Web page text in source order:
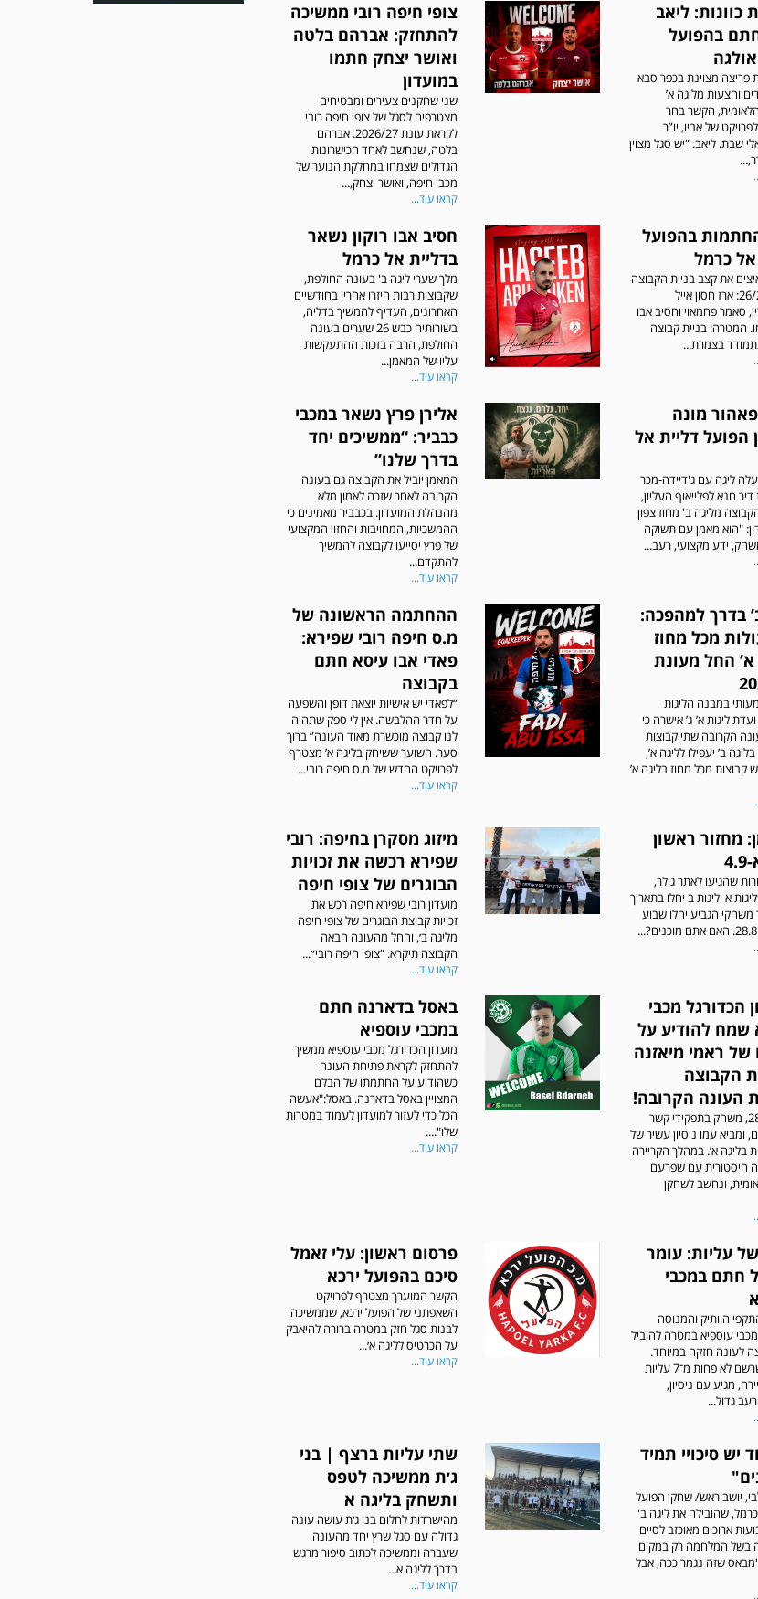
כוונות: ליאב
בהפועל
פריצה מצוינת בכפר סבא
והצעות מליגה א’
הקשר בחר
של אביו, יו”ר
שבת. ליאב: “יש סגל מצוין
צופי חיפה רובי ממשיכה
להתחזק: אברהם בלטה
ואושר יצחק חתמו
במועדון
שני שחקנים צעירים ומבטיחים
מצטרפים לסגל של צופי חיפה רובי
לקראת עונת 2026/27. אברהם
בלטה, שנחשב לאחד הכישרונות
הגדולים שצמחו במחלקת הנוער של
מכבי חיפה, ואושר יצחק,...
קראו עוד...
בהפועל
אל כרמל
את קצב בניית הקבוצה
לעונת 26/27: ארז חסון אייל
סאמר פחמאוי וחסיב אבו
המטרה: בניית קבוצה
בצמרת...
חסיב אבו רוקון נשאר
בדליית אל כרמל
מלך שערי ליגה ב' בעונה החולפת,
שקבוצות רבות חיזרו אחריו בחודשיים
האחרונים, העדיף להמשיך בדליה,
בשורותיה כבש 26 שערים בעונה
החולפת, הרבה בזכות ההתעקשות
עליו של המאמן...
קראו עוד...
פאהור מונה
הפועל דליית אל
ליגה עם ג'דיידה-מכר
דיר חנא לפלייאוף העליון,
מליגה ב' מחוז צפון
"הוא מאמן עם תשוקה
ידע מקצועי, רעב...
אלירן פרץ נשאר במכבי
כבביר: “ממשיכים יחד
בדרך שלנו”
המאמן יוביל את הקבוצה גם בעונה
הקרובה לאחר שזכה לאמון מלא
מהנהלת המועדון. בכבביר מאמינים כי
ההמשכיות, המחויבות והחזון המקצועי
של פרץ יסייעו לקבוצה להמשיך
להתקדם...
קראו עוד...
בדרך למהפכה:
מכל מחוז
א’ החל מעונת
במבנה הליגות
ליגות א’-ג’ אישרה כי
הקרובה שתי קבוצות
ב’ יעפילו לליגה א’,
קבוצות מכל מחוז בליגה א’
ההחתמה הראשונה של
מ.ס חיפה רובי שפירא:
פאדי אבו עיסא חתם
בקבוצה
“לפאדי יש אישיות יוצאת דופן והשפעה
על חדר ההלבשה. אין לי ספק שתהיה
לנו קבוצה מוכשרת מאוד העונה” ברוך
סער. השוער ששיחק בליגה א’ מצטרף
לפרויקט החדש של מ.ס חיפה רובי...
קראו עוד...
מחזור ראשון
שהגיעו לאתר גולר,
א וליגות ב יחלו בתאריך
משחקי הגביע יחלו שבוע
מיזוג מסקרן בחיפה: רובי
שפירא רכשה את זכויות
הבוגרים של צופי חיפה
מועדון רובי שפירא חיפה רכש את
זכויות קבוצת הבוגרים של צופי חיפה
מליגה ב׳, והחל מהעונה הבאה
הקבוצה תיקרא: “צופי חיפה רובי״...
קראו עוד...
הכדורגל מכבי
שמח להודיע על
של ראמי מיאזנה
הקבוצה
העונה הקרובה!
ראמי, בן 28, משחק בתפקידי קשר
ומביא עמו ניסיון עשיר של
בליגה א’. במהלך הקריירה
היסטורית עם שפרעם
ונחשב לשחקן
באסל בדארנה חתם
במכבי עוספיא
מועדון הכדורגל מכבי עוספיא ממשיך
להתחזק לקראת פתיחת העונה
כשהודיע על החתמתו של הבלם
המצויין באסל בדארנה. באסל:"אעשה
הכל כדי לעזור למועדון לעמוד במטרות
שלו"....
קראו עוד...
של עליות: עומר
חתם במכבי
הוותיק והמנוסה
עוספיא במטרה להוביל
לעונה חזקה במיוחד.
אלעאל, שרשם לא פחות מ־7 עליות
מגיע עם ניסיון,
גדול...
פרסום ראשון: עלי זאמל
סיכם בהפועל ירכא
הקשר המוערך מצטרף לפרויקט
השאפתני של הפועל ירכא, שממשיכה
לבנות סגל חזק במטרה ברורה להיאבק
על הכרטיס לליגה א׳...
קראו עוד...
יש סיכויי תמיד
יושב ראש/ שחקן הפועל
שהובילה את ליגה ב'
ארוכים מאוכזב לסיים
בשל המלחמה רק במקום
שזה נגמר ככה, אבל
שתי עליות ברצף | בני
ג׳ת ממשיכה לטפס
ותשחק בליגה א
מהישרדות לחלום בני ג׳ת עושה עונה
גדולה עם סגל שרץ יחד מהעונה
שעברה וממשיכה לכתוב סיפור מרגש
בדרך לליגה א...
קראו עוד...